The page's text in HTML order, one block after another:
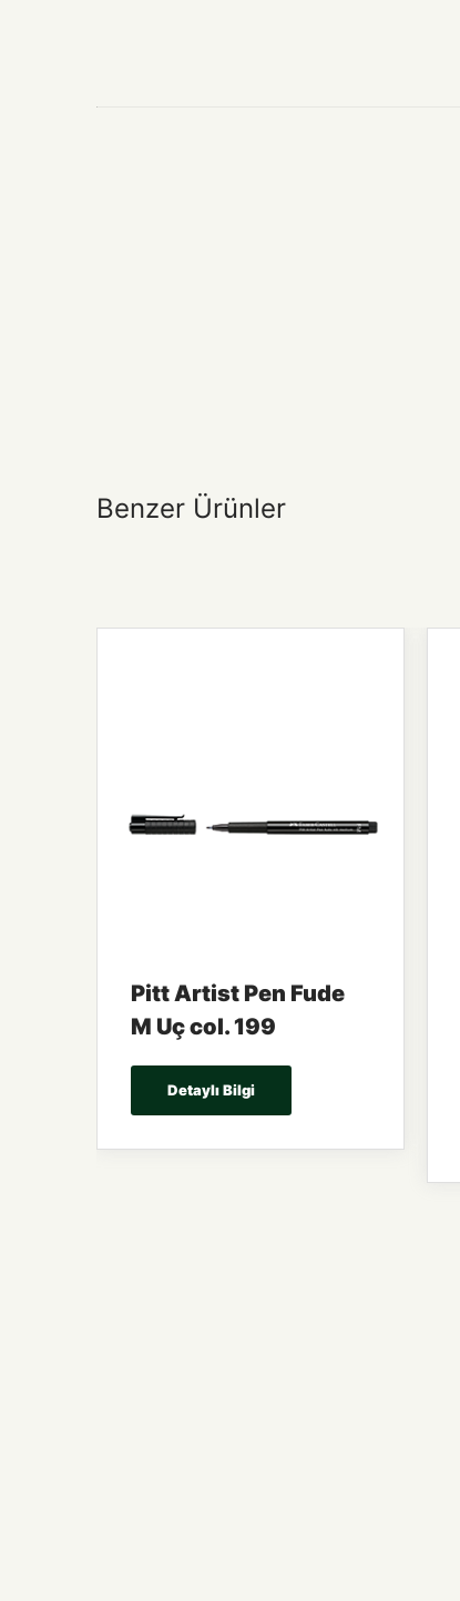
Benzer Ürünler
Pitt Artist Pen Fude
M Uç col. 199
Detaylı Bilgi